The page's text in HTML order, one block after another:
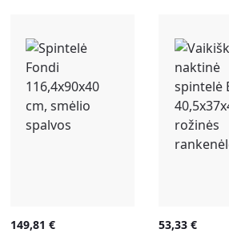
149,81 € 53,33€